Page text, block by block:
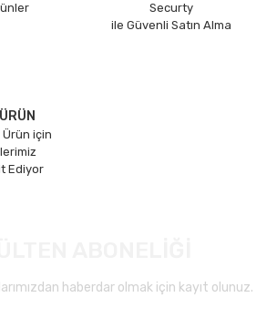
Securty
ile Güvenli Satın Alma
için
Ediyor
haberdar olmak için kayıt olunuz.